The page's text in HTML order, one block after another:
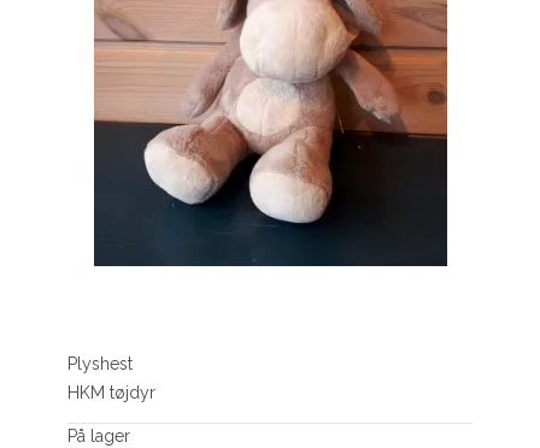
Plyshest
HKM tøjdyr
På lager